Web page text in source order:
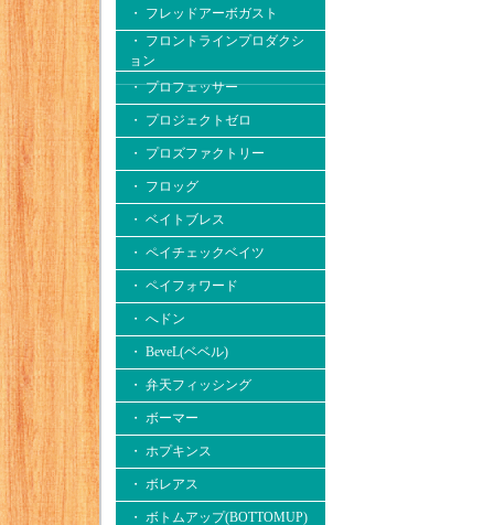
・ フレッドアーボガスト
・ フロントラインプロダクシ
ョン
・ プロフェッサー
・ プロジェクトゼロ
・ プロズファクトリー
・ フロッグ
・ ベイトブレス
・ ペイチェックベイツ
・ ペイフォワード
・ へドン
・ BeveL(ベベル)
・ 弁天フィッシング
・ ボーマー
・ ホプキンス
・ ボレアス
・ ボトムアップ(BOTTOMUP)